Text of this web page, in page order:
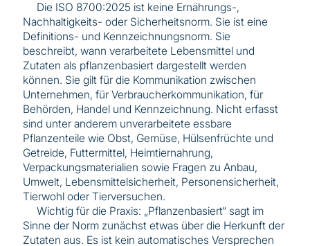
Die ISO 8700:2025 ist keine Ernährungs-,
Nachhaltigkeits- oder Sicherheitsnorm. Sie ist eine
Definitions- und Kennzeichnungsnorm. Sie
beschreibt, wann verarbeitete Lebensmittel und
Zutaten als pflanzenbasiert dargestellt werden
können. Sie gilt für die Kommunikation zwischen
Unternehmen, für Verbraucherkommunikation, für
Behörden, Handel und Kennzeichnung. Nicht erfasst
sind unter anderem unverarbeitete essbare
Pflanzenteile wie Obst, Gemüse, Hülsenfrüchte und
Getreide, Futtermittel, Heimtiernahrung,
Verpackungsmaterialien sowie Fragen zu Anbau,
Umwelt, Lebensmittelsicherheit, Personensicherheit,
Tierwohl oder Tierversuchen.
Wichtig für die Praxis: „Pflanzenbasiert“ sagt im
Sinne der Norm zunächst etwas über die Herkunft der
Zutaten aus. Es ist kein automatisches Versprechen